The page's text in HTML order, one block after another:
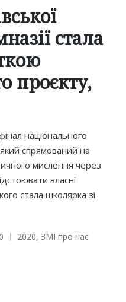
стала
проєкту,
національного
спрямований на
мислення через
власні
стала школярка зі
Posted
2020, ЗМІ про нас